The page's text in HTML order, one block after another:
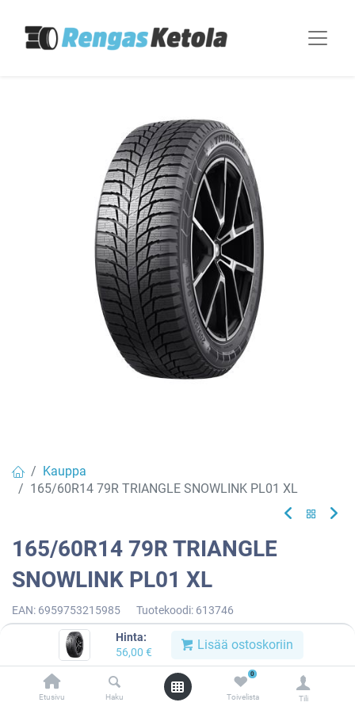
Hinta:
56,00 € Lisää ostoskoriin
Etusivu Haku
0
Toivelista Tili
Kauppa
165/60R14 79R TRIANGLE SNOWLINK PL01 XL
165/60R14 79R TRIANGLE
SNOWLINK PL01 XL
EAN: 6959753215985 Tuotekoodi: 613746
€ / kpl
Toimittajilla (kotimaa):
Saatavilla
Toimitusaika:3 arkipäivää